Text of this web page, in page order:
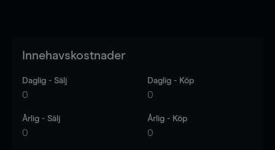
Innehavskostnader
Daglig - Sälj
0
Daglig - Köp
0
Årlig - Sälj
0
Årlig - Köp
0